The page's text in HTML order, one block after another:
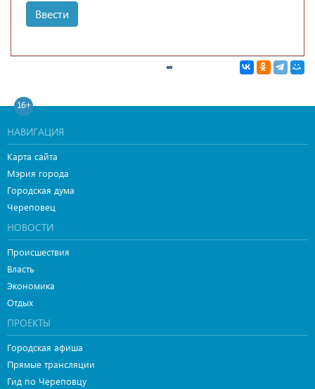
Ввести
16+
НАВИГАЦИЯ
Карта сайта
Мэрия города
Городская дума
Череповец
НОВОСТИ
Происшествия
Власть
Экономика
Отдых
ПРОЕКТЫ
Городская афиша
Прямые трансляции
Гид по Череповцу